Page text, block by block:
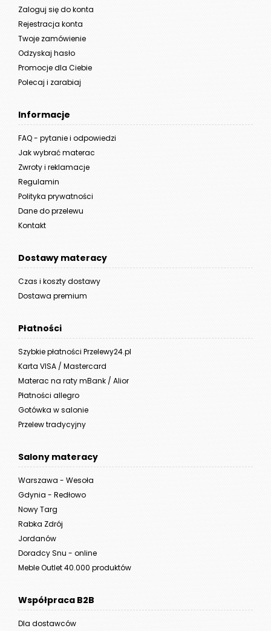
Zaloguj się do konta
Rejestracja konta
Twoje zamówienie
Odzyskaj hasło
Promocje dla Ciebie
Polecaj i zarabiaj
Informacje
FAQ - pytanie i odpowiedzi
Jak wybrać materac
Zwroty i reklamacje
Regulamin
Polityka prywatności
Dane do przelewu
Kontakt
Dostawy materacy
Czas i koszty dostawy
Dostawa premium
Płatności
Szybkie płatności Przelewy24.pl
Karta VISA / Mastercard
Materac na raty mBank / Alior
Płatności allegro
Gotówka w salonie
Przelew tradycyjny
Salony materacy
Warszawa - Wesoła
Gdynia - Redłowo
Nowy Targ
Rabka Zdrój
Jordanów
Doradcy Snu - online
Meble Outlet 40.000 produktów
Współpraca B2B
Dla dostawców